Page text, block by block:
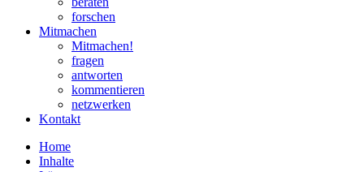
forschen
Mitmachen
Mitmachen!
fragen
antworten
kommentieren
netzwerken
Kontakt
Home
Inhalte